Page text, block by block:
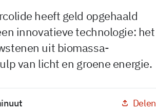
heeft geld opgehaald
innovatieve technologie: het
uit biomassa-
van licht en groene energie.
Delen